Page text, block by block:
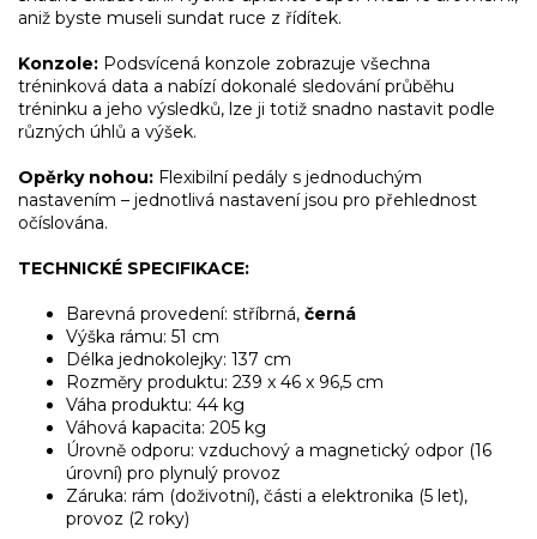
aniž byste museli sundat ruce z řídítek.
Konzole: Podsvícená konzole zobrazuje všechna
tréninková data a nabízí dokonalé sledování průběhu
tréninku a jeho výsledků, lze ji totiž snadno nastavit podle
různých úhlů a výšek.
Opěrky nohou: Flexibilní pedály s jednoduchým
nastavením – jednotlivá nastavení jsou pro přehlednost
očíslována.
TECHNICKÉ SPECIFIKACE:
Barevná provedení: stříbrná, černá
Výška rámu: 51 cm
Délka jednokolejky: 137 cm
Rozměry produktu: 239 x 46 x 96,5 cm
Váha produktu: 44 kg
Váhová kapacita: 205 kg
Úrovně odporu: vzduchový a magnetický odpor (16
úrovní) pro plynulý provoz
Záruka: rám (doživotní), části a elektronika (5 let),
provoz (2 roky)